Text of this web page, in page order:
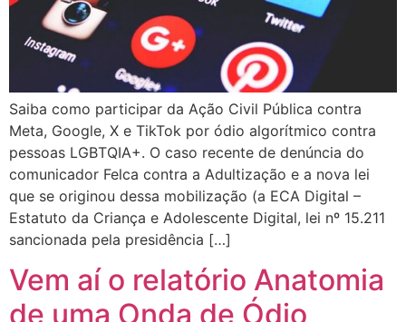
Saiba como participar da Ação Civil Pública contra
Meta, Google, X e TikTok por ódio algorítmico contra
pessoas LGBTQIA+. O caso recente de denúncia do
comunicador Felca contra a Adultização e a nova lei
que se originou dessa mobilização (a ECA Digital –
Estatuto da Criança e Adolescente Digital, lei nº 15.211
sancionada pela presidência […]
Vem aí o relatório Anatomia
de uma Onda de Ódio